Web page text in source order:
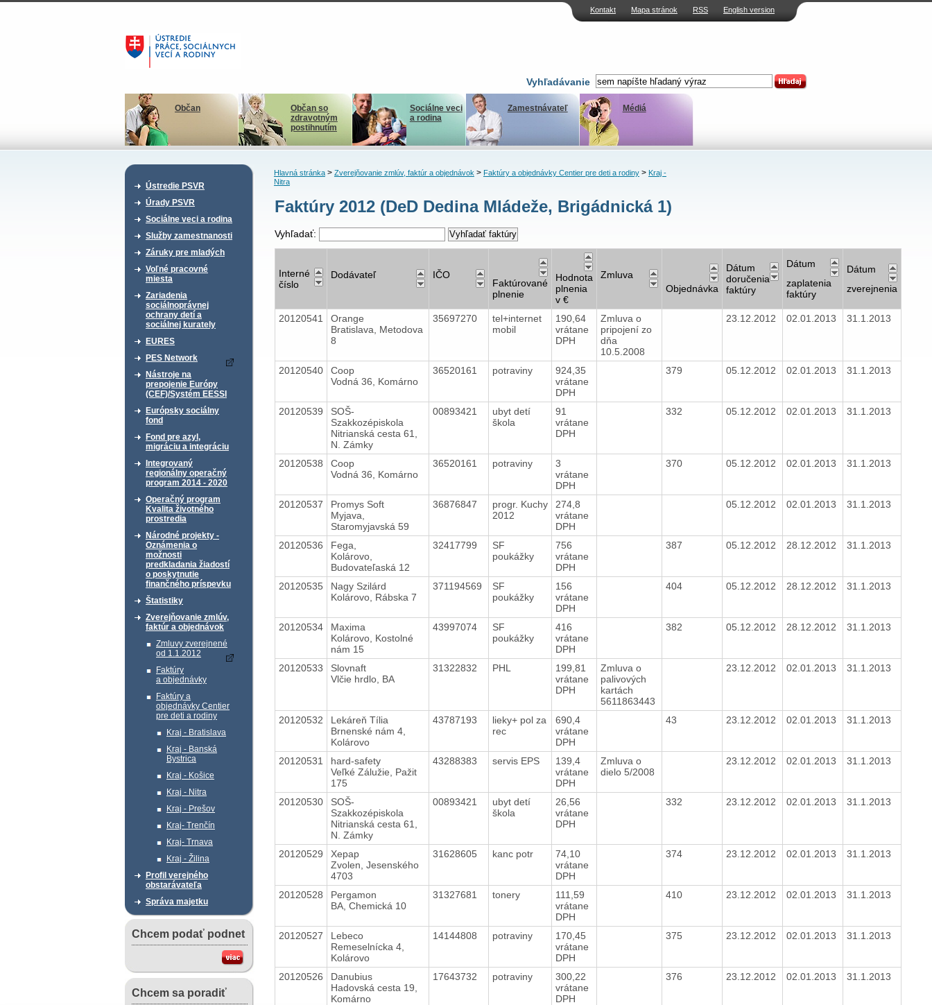
Kontakt Mapa stránok RSS English version
Vyhľadávanie
Občan
Občan so
zdravotným
postihnutím
Sociálne veci
a rodina
Zamestnávateľ Médiá
Ústredie PSVR
Úrady PSVR
Sociálne veci a rodina
Služby zamestnanosti
Záruky pre mladých
Voľné pracovné
miesta
Zariadenia
sociálnoprávnej
ochrany detí a
sociálnej kurately
EURES
PES Network
Nástroje na
prepojenie Európy
(CEF)/Systém EESSI
Európsky sociálny
fond
Fond pre azyl,
migráciu a integráciu
Integrovaný
regionálny operačný
program 2014 - 2020
Operačný program
Kvalita životného
prostredia
Národné projekty -
Oznámenia o
možnosti
predkladania žiadostí
o poskytnutie
finančného príspevku
Štatistiky
Zverejňovanie zmlúv,
faktúr a objednávok
Zmluvy zverejnené
od 1.1.2012
Faktúry
a objednávky
Faktúry a
objednávky Centier
pre deti a rodiny
Kraj - Bratislava
Kraj - Banská
Bystrica
Kraj - Košice
Kraj - Nitra
Kraj - Prešov
Kraj- Trenčín
Kraj- Trnava
Kraj - Žilina
Profil verejného
obstarávateľa
Správa majetku
Chcem podať podnet
Chcem sa poradiť
Hlavná stránka> Zverejňovanie zmlúv, faktúr a objednávok> Faktúry a objednávky Centier pre deti a rodiny> Kraj -
Nitra
Faktúry 2012 (DeD Dedina Mládeže, Brigádnická 1)
Vyhľadať:
Interné
číslo
Dodávateľ IČO
Faktúrované
plnenie
Hodnota
plnenia
v €
Zmluva
Objednávka
Dátum
doručenia
faktúry
Dátum
zaplatenia
faktúry
Dátum
zverejnenia
20120541
Orange
Bratislava, Metodova
8
35697270
tel+internet
mobil
190,64
vrátane
DPH
Zmluva o
pripojení zo
dňa
10.5.2008
23.12.2012 02.01.2013 31.1.2013
20120540
Coop
Vodná 36, Komárno
36520161 potraviny
924,35
vrátane
DPH
379 05.12.2012 02.01.2013 31.1.2013
20120539
SOŠ-
Szakkozépiskola
Nitrianská cesta 61,
N. Zámky
00893421
ubyt detí
škola
91
vrátane
DPH
332 05.12.2012 02.01.2013 31.1.2013
20120538
Coop
Vodná 36, Komárno
36520161 potraviny
3
vrátane
DPH
370 05.12.2012 02.01.2013 31.1.2013
20120537
Promys Soft
Myjava,
Staromyjavská 59
36876847
progr. Kuchy
2012
274,8
vrátane
DPH
05.12.2012 02.01.2013 31.1.2013
20120536
Fega,
Kolárovo,
Budovateľaská 12
32417799
SF
poukážky
756
vrátane
DPH
387 05.12.2012 28.12.2012 31.1.2013
20120535
Nagy Szilárd
Kolárovo, Rábska 7
371194569
SF
poukážky
156
vrátane
DPH
404 05.12.2012 28.12.2012 31.1.2013
20120534
Maxima
Kolárovo, Kostolné
nám 15
43997074
SF
poukážky
416
vrátane
DPH
382 05.12.2012 28.12.2012 31.1.2013
20120533
Slovnaft
Vlčie hrdlo, BA
31322832 PHL
199,81
vrátane
DPH
Zmluva o
palivových
kartách
5611863443
23.12.2012 02.01.2013 31.1.2013
20120532
Lekáreň Tília
Brnenské nám 4,
Kolárovo
43787193
lieky+ pol za
rec
690,4
vrátane
DPH
43 23.12.2012 02.01.2013 31.1.2013
20120531
hard-safety
Veľké Zálužie, Pažit
175
43288383 servis EPS
139,4
vrátane
DPH
Zmluva o
dielo 5/2008
23.12.2012 02.01.2013 31.1.2013
20120530
SOŠ-
Szakkozépiskola
Nitrianská cesta 61,
N. Zámky
00893421
ubyt detí
škola
26,56
vrátane
DPH
332 23.12.2012 02.01.2013 31.1.2013
20120529
Xepap
Zvolen, Jesenského
4703
31628605 kanc potr
74,10
vrátane
DPH
374 23.12.2012 02.01.2013 31.1.2013
20120528
Pergamon
BA, Chemická 10
31327681 tonery
111,59
vrátane
DPH
410 23.12.2012 02.01.2013 31.1.2013
20120527
Lebeco
Remeselnícka 4,
Kolárovo
14144808 potraviny
170,45
vrátane
DPH
375 23.12.2012 02.01.2013 31.1.2013
20120526
Danubius
Hadovská cesta 19,
Komárno
17643732 potraviny
300,22
vrátane
DPH
376 23.12.2012 02.01.2013 31.1.2013